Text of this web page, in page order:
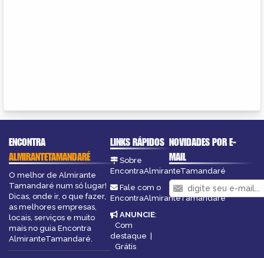
ENCONTRA
ALMIRANTETAMANDARÉ
O melhor de Almirante
Tamandaré num só lugar!
Dicas, onde ir, o que fazer,
as melhores empresas,
locais, serviços e muito
mais no guia Encontra
AlmiranteTamandaré.
LINKS RÁPIDOS
Sobre
EncontraAlmiranteTamandaré
Fale com o
EncontraAlmiranteTamandaré
ANUNCIE:
Com
destaque
Grátis
NOVIDADES POR E-
MAIL